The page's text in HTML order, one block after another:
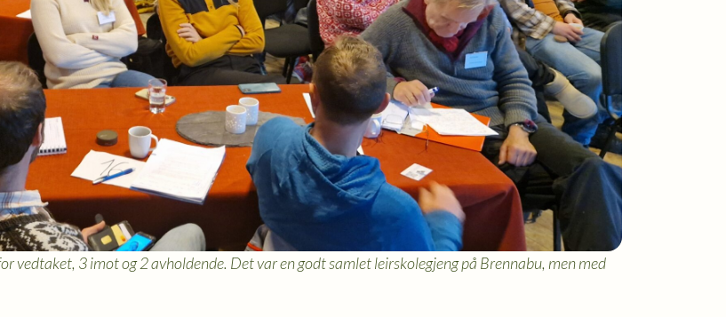
vedtaket, 3 imot og 2 avholdende. Det var en godt samlet leirskolegjeng på Brennabu, men med